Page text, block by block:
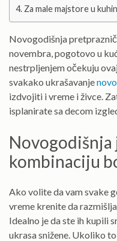
Za male majstore u
Novogodišnja
novembra, pogotovo u
nestrpljenjem očekuju
svakako ukrašavanje
izdvojiti i vreme i živce.
isplanirate sa decom
kombinaciju
Ako volite da vam svake
vreme krenite da
Idealno je da ste ih kupili
ukrasa snižene. Ukoliko